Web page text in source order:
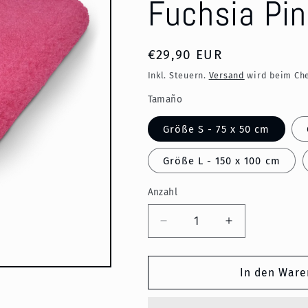
Fuchsia
Normaler
Preis
€29,90 EUR
Inkl. Steuern. Versand wird beim
Tamaño
Größe S - 75 x 50 cm
Größe L - 150 x 100 cm
Anzahl
Verringere
die
Menge
Schlafmatte
Erhöhe
die
Menge
für
Schlafmatte
In den